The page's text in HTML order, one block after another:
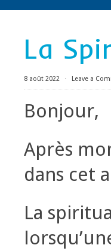
La
8 août 2022 ⋅ Leave a
Bonjour,
Après
dans cet
La